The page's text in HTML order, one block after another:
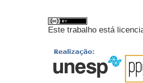
Este trabalho está